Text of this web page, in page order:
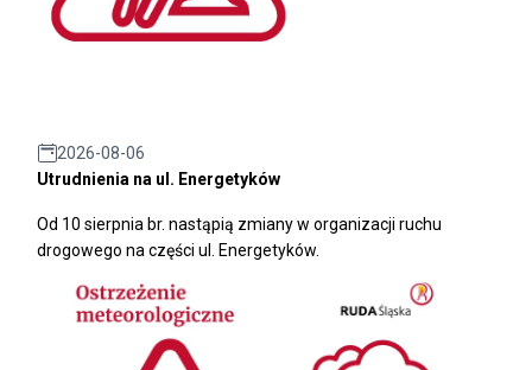
2026-08-06
Utrudnienia na ul. Energetyków
Od 10 sierpnia br. nastąpią zmiany w organizacji ruchu
drogowego na części ul. Energetyków.